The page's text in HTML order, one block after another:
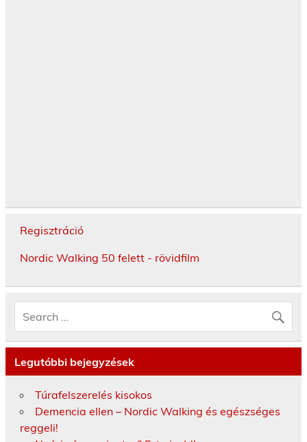
Regisztráció
Nordic Walking 50 felett - rövidfilm
Legutóbbi bejegyzések
Túrafelszerelés kisokos
Demencia ellen – Nordic Walking és egészséges
reggeli!